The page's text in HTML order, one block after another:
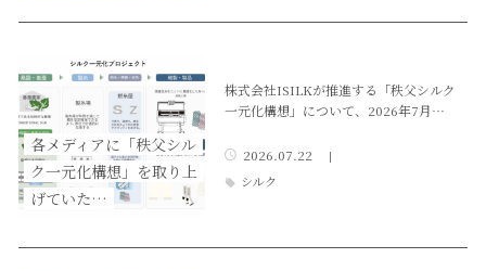
各メディアに「秩父シル
ク一元化構想」を取り上
げていた…
株式会社ISILKが推進する「秩父シルク
一元化構想」について、2026年7月…
2026.07.22 |
シルク